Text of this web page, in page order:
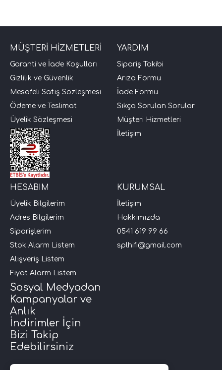
Setleri)
Arac Baslari)
Performans)
MÜŞTERİ HİZMETLERİ
Garanti ve İade Koşulları
Gizlilik ve Güvenlik
Mesafeli Satış Sözleşmesi
Ödeme ve Teslimat
Üyelik Sözleşmesi
YARDIM
Sipariş Takibi
Arıza Formu
İade Formu
Sıkça Sorulan Sorular
Müşteri Hizmetleri
İletişim
HESABIM
Üyelik Bilgilerim
Adres Bilgilerim
Siparişlerim
Stok Alarm Listem
Alışveriş Listem
Fiyat Alarm Listem
KURUMSAL
İletişim
Hakkımızda
0541 619 99 66
splhifi@gmail.com
Sosyal Medyadan
Kampanyalar ve
Anlık
İndirimler İçin
Bizi Takip
Edebilirsiniz